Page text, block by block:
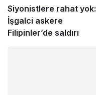
Siyonistlere rahat yok:
İşgalci askere
Filipinler’de saldırı